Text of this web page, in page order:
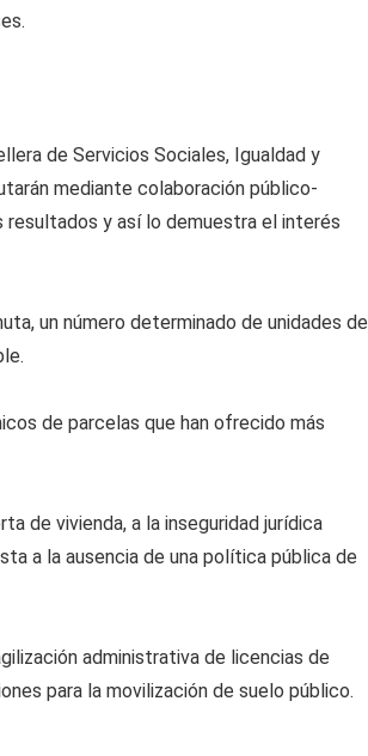
de Servicios Sociales, Igualdad y
mediante colaboración público-
resultados y así lo demuestra el interés
un número determinado de unidades de
de parcelas que han ofrecido más
de vivienda, a la inseguridad jurídica
a la ausencia de una política pública de
administrativa de licencias de
para la movilización de suelo público.